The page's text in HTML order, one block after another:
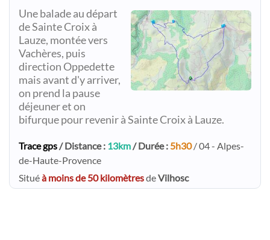
Une balade au départ
de Sainte Croix à
Lauze, montée vers
Vachères, puis
direction Oppedette
mais avant d'y arriver,
on prend la pause
déjeuner et on
bifurque pour revenir à Sainte Croix à Lauze.
Trace gps/ Distance : 13km/ Durée : 5h30/ 04 - Alpes-
de-Haute-Provence
Situéà moins de 50 kilomètresdeVilhosc